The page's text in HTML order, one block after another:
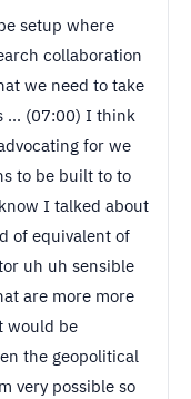
setup where
collaboration
we need to take
... (07:00) I think
for we
to be built to to
I talked about
of equivalent of
uh uh sensible
are more more
would be
the geopolitical
very possible so